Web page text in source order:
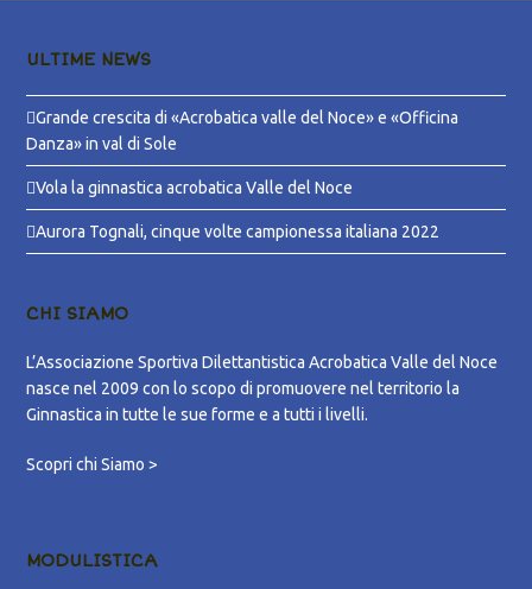
ULTIME NEWS
Grande crescita di «Acrobatica valle del Noce» e «Officina
Danza» in val di Sole
Vola la ginnastica acrobatica Valle del Noce
Aurora Tognali, cinque volte campionessa italiana 2022
CHI SIAMO
L’Associazione Sportiva Dilettantistica Acrobatica Valle del Noce
nasce nel 2009 con lo scopo di promuovere nel territorio la
Ginnastica in tutte le sue forme e a tutti i livelli.
Scopri chi Siamo >
MODULISTICA